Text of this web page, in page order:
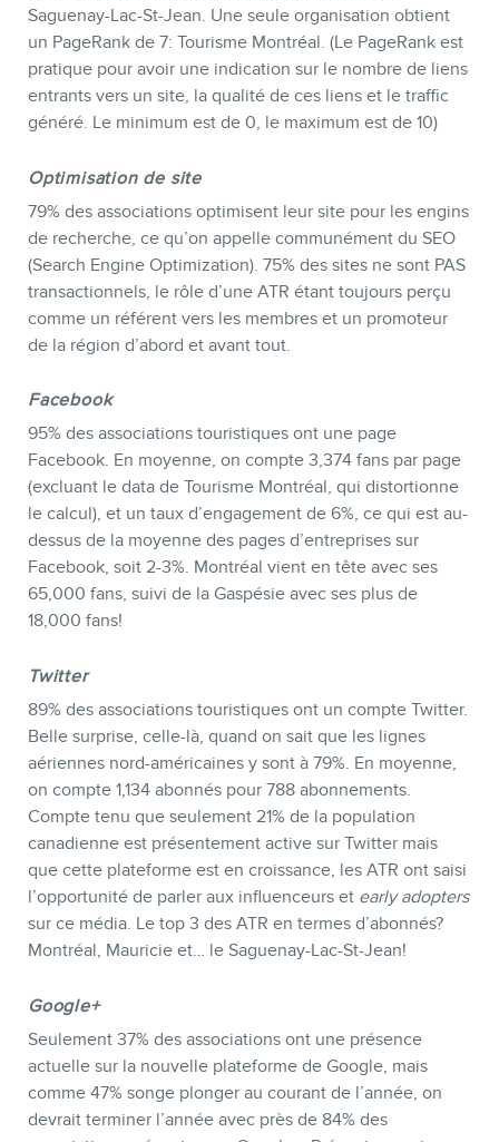
MEMBRES
INFOLETTRE
Saguenay-Lac-St-Jean. Une seule organisation obtient
un PageRank de 7: Tourisme Montréal. (Le PageRank est
pratique pour avoir une indication sur le nombre de liens
entrants vers un site, la qualité de ces liens et le traffic
généré. Le minimum est de 0, le maximum est de 10)
Optimisation de site
79% des associations optimisent leur site pour les engins
de recherche, ce qu’on appelle communément du SEO
(Search Engine Optimization). 75% des sites ne sont PAS
transactionnels, le rôle d’une ATR étant toujours perçu
comme un référent vers les membres et un promoteur
de la région d’abord et avant tout.
Facebook
95% des associations touristiques ont une page
Facebook. En moyenne, on compte 3,374 fans par page
(excluant le data de Tourisme Montréal, qui distortionne
le calcul), et un taux d’engagement de 6%, ce qui est au-
dessus de la moyenne des pages d’entreprises sur
Facebook, soit 2-3%. Montréal vient en tête avec ses
65,000 fans, suivi de la Gaspésie avec ses plus de
18,000 fans!
Twitter
89% des associations touristiques ont un compte Twitter.
Belle surprise, celle-là, quand on sait que les lignes
aériennes nord-américaines y sont à 79%. En moyenne,
on compte 1,134 abonnés pour 788 abonnements.
Compte tenu que seulement 21% de la population
canadienne est présentement active sur Twitter mais
que cette plateforme est en croissance, les ATR ont saisi
l’opportunité de parler aux influenceurs et early adopters
sur ce média. Le top 3 des ATR en termes d’abonnés?
Montréal, Mauricie et… le Saguenay-Lac-St-Jean!
Google+
Seulement 37% des associations ont une présence
actuelle sur la nouvelle plateforme de Google, mais
comme 47% songe plonger au courant de l’année, on
devrait terminer l’année avec près de 84% des